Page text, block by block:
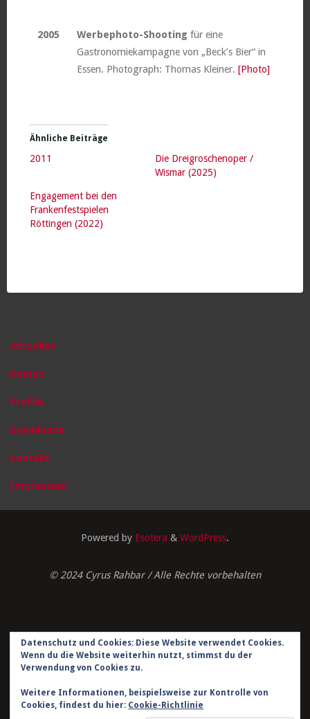
2005 Werbephoto-Shooting für eine
Gastronomiekampagne von „Beck’s Bier“ in
Essen. Photograph: Thomas Kleiner. [Photo]
Ähnliche Beiträge
2011
Die Dreigroschenoper /
Wismar (2025)
Engagement bei den
Frankenfestspielen
Röttingen (2022)
Aktuelles
Demos
Profile
Downloads
Kontakt
Impressum
Powered by Esotera & WordPress.
© 2024 Cyrus Rahbar / Alle Rechte vorbehalten
Impressum
Kontakt
Datenschutz und Cookies: Diese Website verwendet Cookies.
Wenn du die Website weiterhin nutzt, stimmst du der
Verwendung von Cookies zu.
Weitere Informationen, beispielsweise zur Kontrolle von
Cookies, findest du hier: Cookie-Richtlinie